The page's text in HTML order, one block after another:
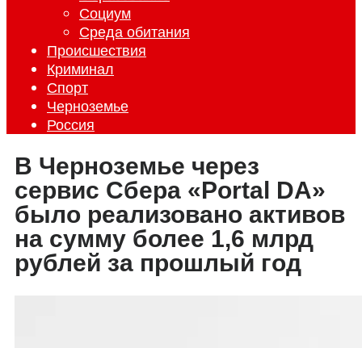
Социум
Среда обитания
Происшествия
Криминал
Спорт
Черноземье
Россия
В Черноземье через
сервис Сбера «Portal DA»
было реализовано активов
на сумму более 1,6 млрд
рублей за прошлый год